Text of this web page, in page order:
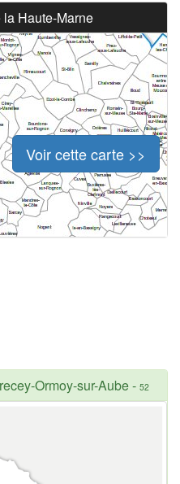
Haute-Marne
Voir cette carte >>
Ormoy-sur-Aube- 52